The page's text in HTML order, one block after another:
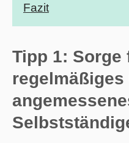
Fazit
Tipp 1: Sorge
regelmäßiges